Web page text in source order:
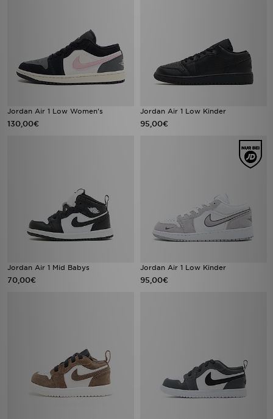
Jordan Air 1 Low Women's
130,00€
Jordan Air 1 Low Kinder
95,00€
Jordan Air 1 Mid Babys
70,00€
Jordan Air 1 Low Kinder
95,00€